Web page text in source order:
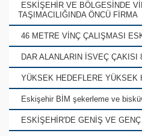
ESKİŞEHİR VE BÖLGESİNDE
TAŞIMACILIĞINDA ÖNCÜ FİRMA
46 METRE VİNÇ ÇALIŞMASI
DAR ALANLARIN İSVEÇ ÇAKISI
YÜKSEK HEDEFLERE YÜKSEK
Eskişehir BİM şekerleme ve
ESKİŞEHİR'DE GENİŞ VE